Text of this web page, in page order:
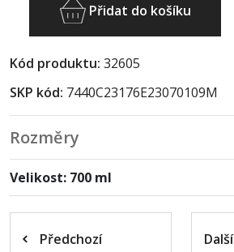
Přidat do košíku
Kód produktu: 32605
SKP kód: 7440C23176E23070109M
Rozměry
Velikost: 700 ml
Předchozí Další